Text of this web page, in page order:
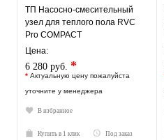
ТП Насосно-смесительный
узел для теплого пола RVC
Pro COMPACT
Цена:
6 280 руб. *
* Актуальную цену пожалуйста
уточните у менеджера
В избранное
Купить в 1 клик Под заказ